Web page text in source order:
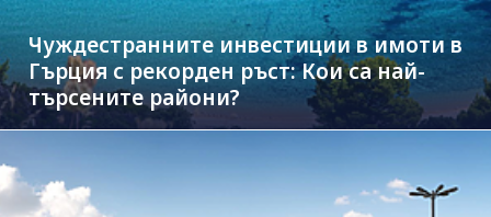
Чуждестранните инвестиции в имоти в
Гърция с рекорден ръст: Кои са най-
търсените райони?